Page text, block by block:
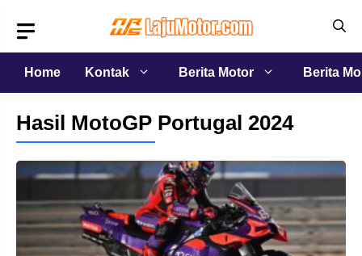
isi
Home
Kontak Berita Motor Berita
Hasil MotoGP Portugal 2024